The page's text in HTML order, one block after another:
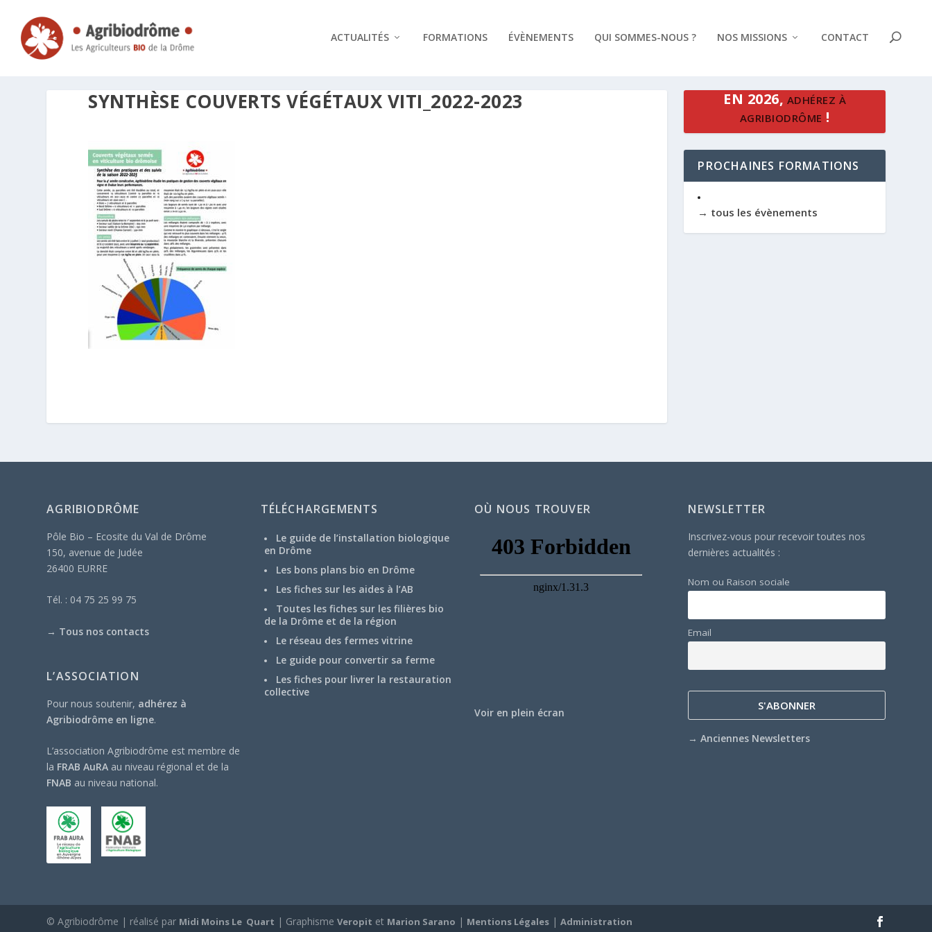
ACTUALITÉS FORMATIONS ÉVÈNEMENTS QUI SOMMES-NOUS ? NOS MISSIONS CONTACT
SYNTHÈSE COUVERTS VÉGÉTAUX VITI_2022-2023 EN 2026, ADHÉREZ À
AGRIBIODRÔME !
PROCHAINES FORMATIONS
→ tous les évènements
AGRIBIODRÔME
Pôle Bio – Ecosite du Val de Drôme
150, avenue de Judée
26400 EURRE
Tél. : 04 75 25 99 75
→ Tous nos contacts
L’ASSOCIATION
Pour nous soutenir, adhérez à
Agribiodrôme en ligne.
L’association Agribiodrôme est membre de
la FRAB AuRA au niveau régional et de la
FNAB au niveau national.
TÉLÉCHARGEMENTS
Le guide de l’installation biologique
en Drôme
Les bons plans bio en Drôme
Les fiches sur les aides à l’AB
Toutes les fiches sur les filières bio
de la Drôme et de la région
Le réseau des fermes vitrine
Le guide pour convertir sa ferme
Les fiches pour livrer la restauration
collective
OÙ NOUS TROUVER
Voir en plein écran
NEWSLETTER
Inscrivez-vous pour recevoir toutes nos
dernières actualités :
Nom ou Raison sociale
Email
→Anciennes Newsletters
© Agribiodrôme | réalisé par Midi Moins Le Quart | GraphismeVeropit et Marion Sarano | Mentions Légales |Administration